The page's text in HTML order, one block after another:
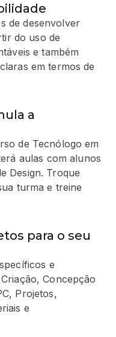
de desenvolver
do uso de
e também
em termos de
a
de Tecnólogo em
aulas com alunos
Design. Troque
turma e treine
para o seu
e
Concepção
Projetos,
e